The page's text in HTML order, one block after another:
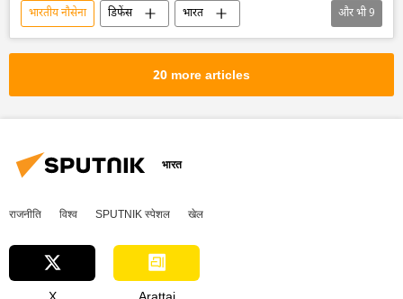
भारतीय नौसेना डिफेंस
भारत
आत्मनिर्भर भारत
चेन्नई
रूस के युद्धपोत
सोवियत संघ
हिंद-प्रशांत क्षेत्र
अरब सागर बंगाल की खाड़ी
और भी9
20 more articles
भारत
राजनीति विश्व SPUTNIK स्पेशल खेल